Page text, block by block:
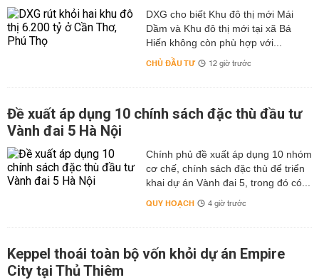
DXG cho biết Khu đô thị mới Mái
Dầm và Khu đô thị mới tại xã Bá
Hiến không còn phù hợp với...
CHỦ ĐẦU TƯ 12 giờ trước
Đề xuất áp dụng 10 chính sách đặc thù đầu tư
Vành đai 5 Hà Nội
Chính phủ đề xuất áp dụng 10 nhóm
cơ chế, chính sách đặc thù để triển
khai dự án Vành đai 5, trong đó có...
QUY HOẠCH 4 giờ trước
Keppel thoái toàn bộ vốn khỏi dự án Empire
City tại Thủ Thiêm